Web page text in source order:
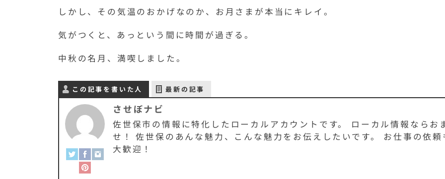
しかし、その気温のおかげなのか、お月さまが本当にキレイ。
気がつくと、あっという間に時間が過ぎる。
中秋の名月、満喫しました。
この記事を書いた人 最新の記事
させぼナビ
佐世保市の情報に特化したローカルアカウントです。 ローカル情報ならお
せ！ 佐世保のあんな魅力、こんな魅力をお伝えしたいです。 お仕事の依頼
大歓迎！